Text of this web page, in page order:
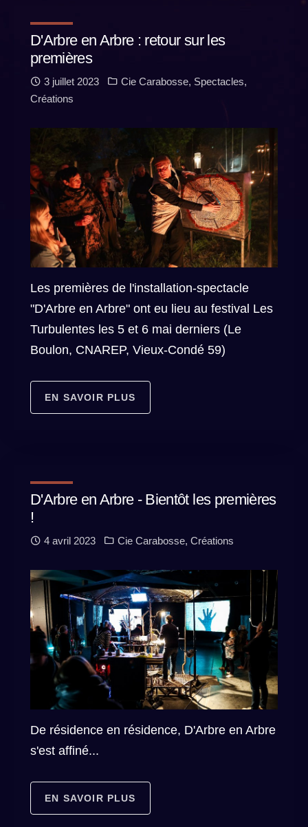
D'Arbre en Arbre : retour sur les
premières
3 juillet 2023 Cie Carabosse, Spectacles,
Créations
Les premières de l'installation-spectacle
"D'Arbre en Arbre" ont eu lieu au festival Les
Turbulentes les 5 et 6 mai derniers (Le
Boulon, CNAREP, Vieux-Condé 59)
EN SAVOIR PLUS
D'Arbre en Arbre - Bientôt les premières
!
4 avril 2023 Cie Carabosse, Créations
De résidence en résidence, D'Arbre en Arbre
s'est affiné...
EN SAVOIR PLUS